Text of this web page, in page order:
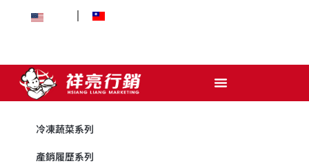
冷凍蔬菜系列
產銷履歷系列